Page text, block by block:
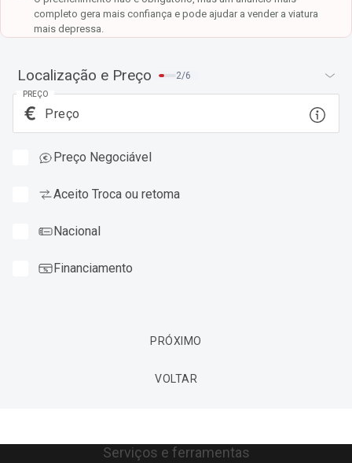
completo gera mais confiança e pode ajudar a vender a viatura
mais depressa.
Localização e Preço 2/6
PREÇO
Preço Negociável
Aceito Troca ou retoma
Nacional
Financiamento
VOLTAR
PRÓXIMO
Serviços e ferramentas